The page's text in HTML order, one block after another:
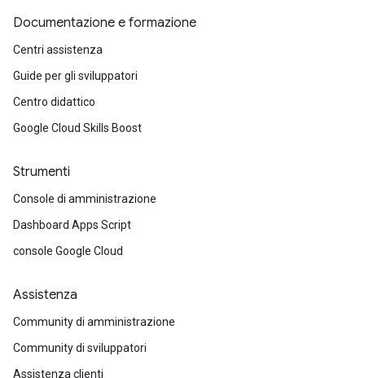
Documentazione e formazione
Centri assistenza
Guide per gli sviluppatori
Centro didattico
Google Cloud Skills Boost
Strumenti
Console di amministrazione
Dashboard Apps Script
console Google Cloud
Assistenza
Community di amministrazione
Community di sviluppatori
Assistenza clienti